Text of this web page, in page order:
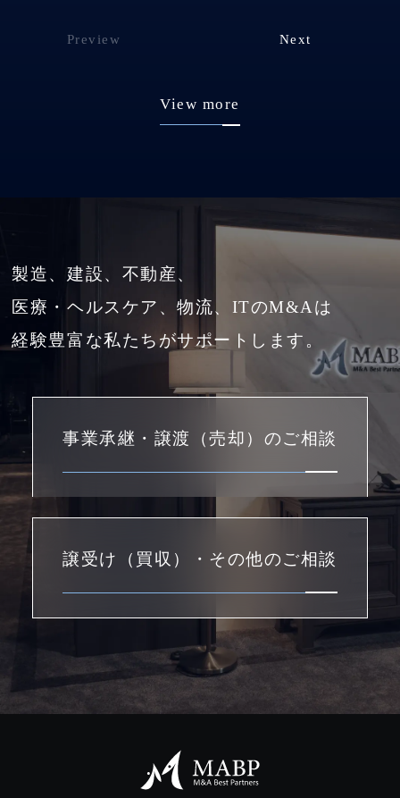
Preview Next
View more
製造、建設、不動産、
医療・ヘルスケア、物流、ITのM&Aは
経験豊富な私たちがサポートします。
事業承継・譲渡（売却）のご相談
譲受け（買収）・その他のご相談